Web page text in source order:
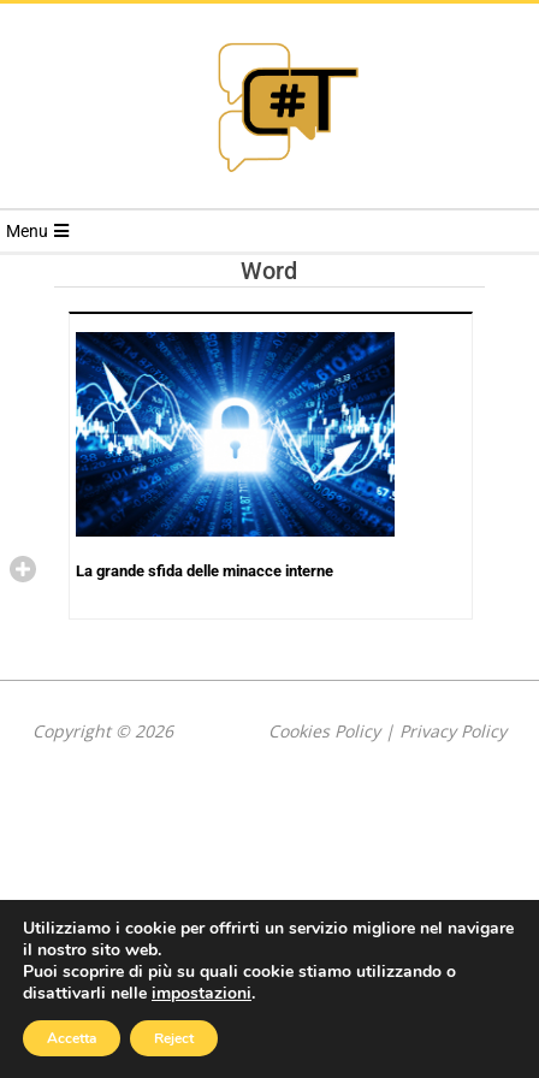
RIVISTA
TRENDS
Menu
Word
La grande sfida delle minacce interne
Copyright © 2026 Cookies Policy| Privacy Policy
Utilizziamo i cookie per offrirti un servizio migliore nel navigare
il nostro sito web.
Puoi scoprire di più su quali cookie stiamo utilizzando o
disattivarli nelle impostazioni.
Accetta Reject